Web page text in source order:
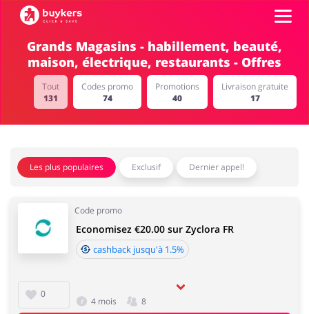
Catégories
Cadeaux & Papeterie Mode
Top 100
Se connecter
S'inscrire
Grands Magasins - habillement, beauté,
maison, électrique, restaurants - Offres
Tout
131
Codes promo
74
Promotions
40
Livraison gratuite
17
Les plus populaires Exclusif Dernier appel!
Code promo
0
Economisez €20.00 sur Zyclora FR
cashback jusqu'à 1.5%
4 mois 8